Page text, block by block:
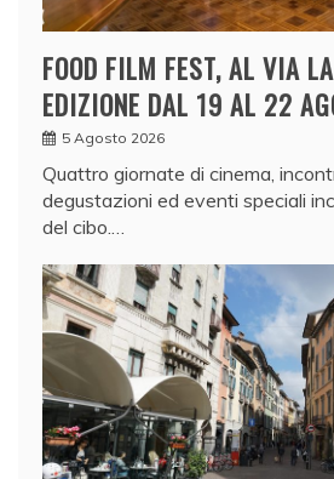
FOOD FILM FEST, AL VIA
EDIZIONE DAL 19 AL 22
5 Agosto 2026
Quattro giornate di cinema,
degustazioni ed eventi speciali
del cibo.…